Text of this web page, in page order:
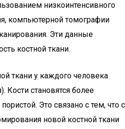
низкоинтенсивного
компьютерной томографии
Эти данные
костной ткани.
ткани у каждого человека
Кости становятся более
Это связано с тем, что с
новой костной ткани